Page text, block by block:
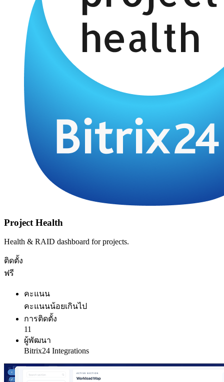
Project Health
Health & RAID dashboard for projects.
ติดตั้ง
ฟรี
คะแนน
คะแนนน้อยเกินไป
การติดตั้ง
11
ผู้พัฒนา
Bitrix24 Integrations